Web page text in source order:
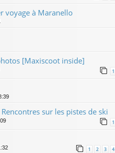
voyage à Maranello
[Maxiscoot inside]
1
sur les pistes de ski
1
1 2 3 4